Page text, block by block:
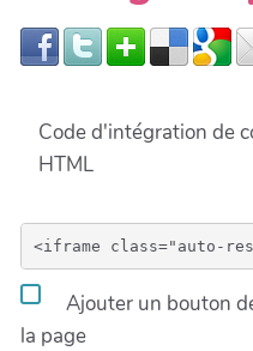
Code d'intégration de
HTML
Ajouter un bouton
la page